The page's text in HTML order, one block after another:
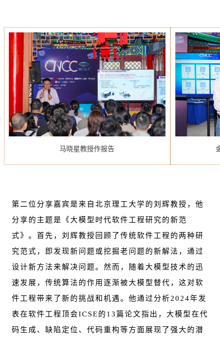
马晓星教授作报告
第二位分享嘉宾是来自北京理工大学的刘辉教授，他
分享的主题是《大模型时代软件工程研究的新范
式》。首先，刘辉教授回顾了传统软件工程的两种研
究范式，即发现新问题或挖掘老问题的新解法，通过
设计新方法来解决问题。然而，随着大模型技术的迅
速发展，传统算法的作用逐渐被大模型替代，这对软
件工程带来了新的挑战和机遇。他通过分析2024年发
表在软件工程顶会ICSE的13篇论文指出，大模型在代
码生成、缺陷定位、代码重构等方面展现了强大的潜